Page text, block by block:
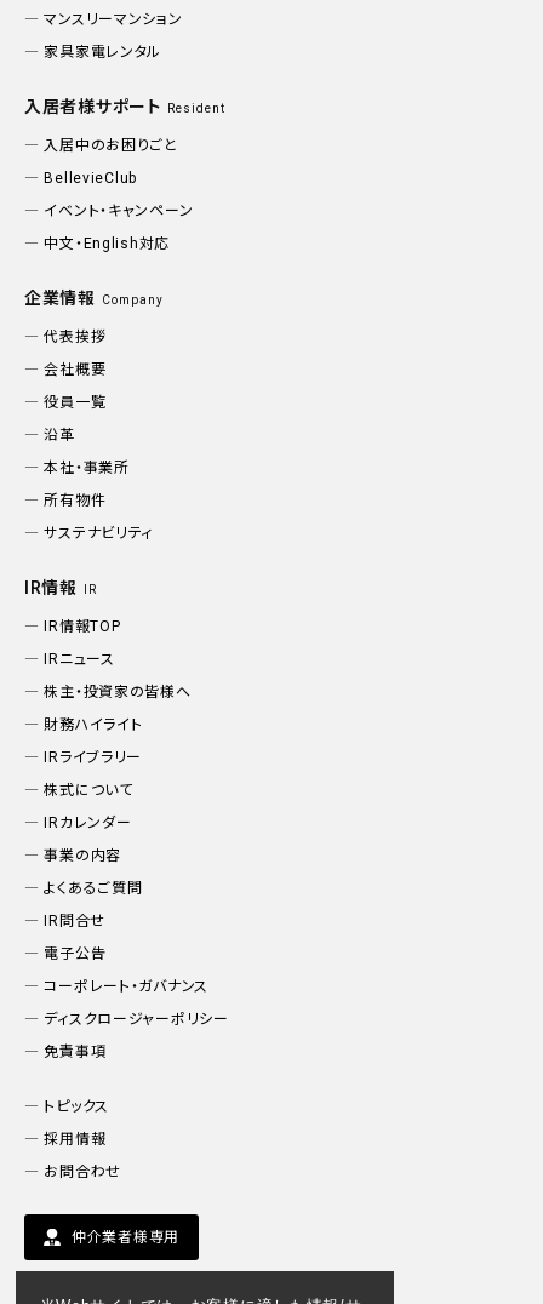
マンスリーマンション
家具家電レンタル
入居者様サポート Resident
入居中のお困りごと
BellevieClub
イベント・キャンペーン
中文・English対応
企業情報 Company
代表挨拶
会社概要
役員一覧
沿革
本社・事業所
所有物件
サステナビリティ
IR情報 IR
IR情報TOP
IRニュース
株主・投資家の皆様へ
財務ハイライト
IRライブラリー
株式について
IRカレンダー
事業の内容
よくあるご質問
IR問合せ
電子公告
コーポレート・ガバナンス
ディスクロージャーポリシー
免責事項
トピックス
採用情報
お問合わせ
仲介業者様専用